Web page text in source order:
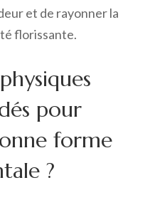
et de rayonner la
florissante.
pour
forme
?